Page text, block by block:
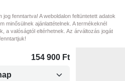
fenntartva! A weboldalon feltüntetett adatok
minősülnek ajánlattételnek. A termékeknél
a valóságtól eltérhetnek. Az árváltozás jogát